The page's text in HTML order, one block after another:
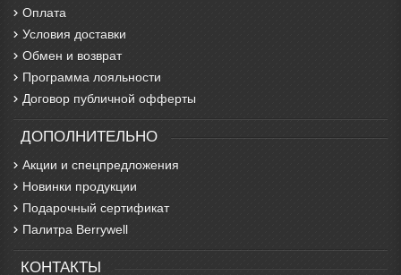
Оплата
Условия доставки
Обмен и возврат
Программа лояльности
Договор публичной офферты
ДОПОЛНИТЕЛЬНО
Акции и спецпредложения
Новинки продукции
Подарочный сертификат
Палитра Berrywell
КОНТАКТЫ